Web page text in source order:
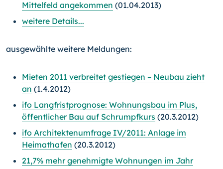
Mittelfeld angekommen (01.04.2013)
weitere Details...
ausgewählte weitere Meldungen:
Mieten 2011 verbreitet gestiegen – Neubau zieht
an (1.4.2012)
ifo Langfristprognose: Wohnungsbau im Plus,
öffentlicher Bau auf Schrumpfkurs (20.3.2012)
ifo Architektenumfrage IV/2011: Anlage im
Heimathafen (20.3.2012)
21,7% mehr genehmigte Wohnungen im Jahr